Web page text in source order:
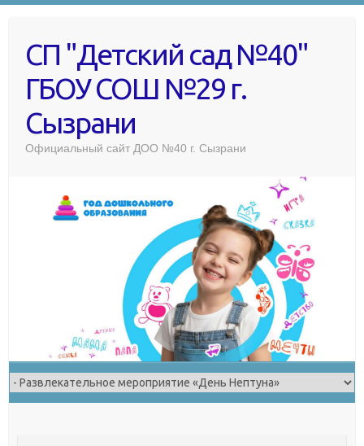
СП "Детский сад №40"
ГБОУ СОШ №29 г.
Сызрани
Официальный сайт ДОО №40 г. Сызрани